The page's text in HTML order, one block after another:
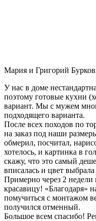
Мария и Григорий
У нас в доме
поэтому готовые кухни
вариант. Мы с мужем
подходящего варианта.
После всех походов по
на заказ под наши
обмерил, посчитал,
хотелось, и картинка в
скажу, что это самый
вписалась и цвет
Примерно через 2
красавицу!
помучиться с монтажом
получился отменный.
Большое всем спасибо!